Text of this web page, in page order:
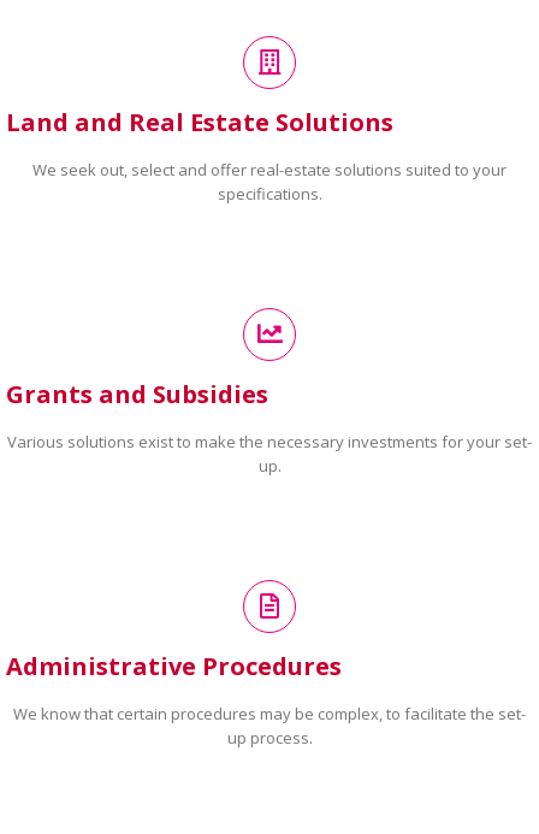
Land and Real Estate Solutions
We seek out, select and offer real-estate solutions suited to your
specifications.
Grants and Subsidies
Various solutions exist to make the necessary investments for your set-
up.
Administrative Procedures
We know that certain procedures may be complex, to facilitate the set-
up process.